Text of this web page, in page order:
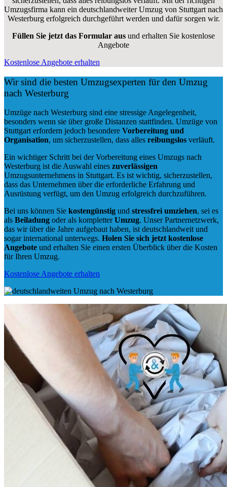
Umzugsfirma kann ein deutschlandweiter Umzug von Stuttgart nach
Westerburg erfolgreich durchgeführt werden und dafür sorgen wir.
Füllen Sie jetzt das Formular aus und erhalten Sie kostenlose
Angebote
Kostenlose Angebote erhalten
Wir sind die besten Umzugsexperten für den Umzug
nach Westerburg
Umzüge nach Westerburg sind eine stressige Angelegenheit,
besonders wenn sie über große Distanzen stattfinden. Umzüge von
Stuttgart erfordern jedoch besondere Vorbereitung und
Organisation, um sicherzustellen, dass alles reibungslos verläuft.
Ein wichtiger Schritt bei der Vorbereitung eines Umzugs nach
Westerburg ist die Auswahl eines zuverlässigen
Umzugsunternehmens in Stuttgart. Es ist wichtig, sicherzustellen,
dass das Unternehmen über die erforderliche Erfahrung und
Ausrüstung verfügt, um den Umzug erfolgreich durchzuführen.
Bei uns können Sie kostengünstig und stressfrei umziehen, sei es
als Beiladung oder als kompletterUmzug. Unser Partnernetzwerk,
das wir über die Jahre aufgebaut haben, ist deutschlandweit und
sogar international unterwegs. Holen Sie sich jetzt kostenlose
Angebote und erhalten Sie einen ersten Überblick über die Kosten
für Ihren Umzug.
Kostenlose Angebote erhalten